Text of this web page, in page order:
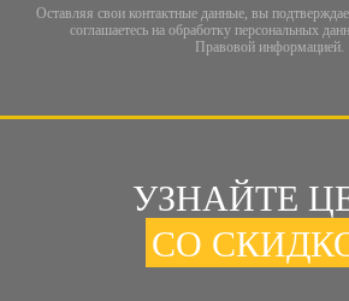
Оставляя свои контактные данные, вы
соглашаетесь на обработку персональных
Правовой информацией.
УЗНАЙТЕ
СО